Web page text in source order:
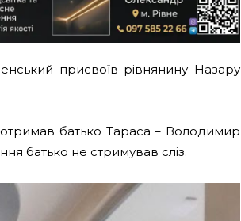
присвоїв рівнянину Назару
батько Тараса – Володимир
батько не стримував сліз.